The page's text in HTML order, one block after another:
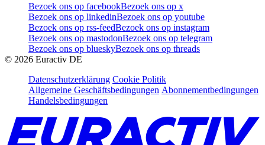
Bezoek ons op facebookBezoek ons op x
Bezoek ons op linkedinBezoek ons op youtube
Bezoek ons op rss-feedBezoek ons op instagram
Bezoek ons op mastodonBezoek ons op telegram
Bezoek ons op blueskyBezoek ons op threads
© 2026 Euractiv DE
Datenschutzerklärung Cookie Politik
Allgemeine Geschäftsbedingungen Abonnementbedingungen
Handelsbedingungen